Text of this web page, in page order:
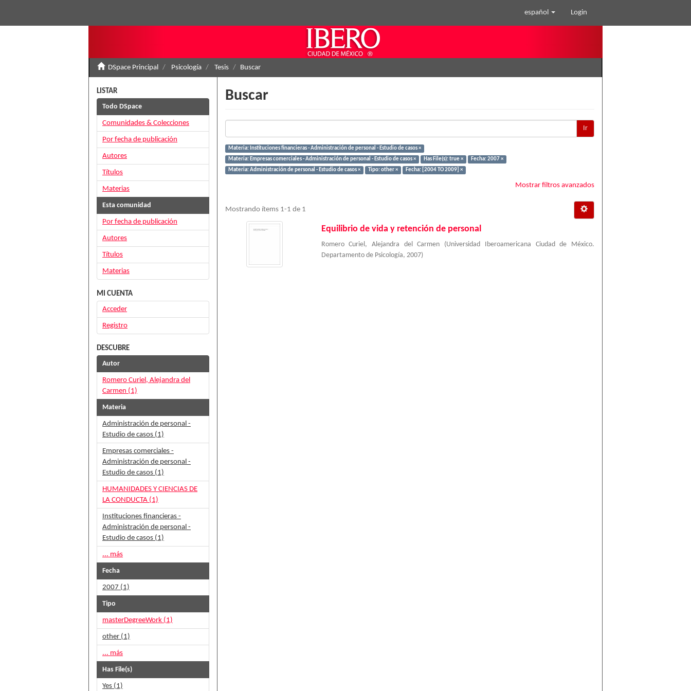
español Login
DSpace Principal Psicología Tesis Buscar
Buscar
Ir
Materia: Instituciones financieras - Administración de personal - Estudio de casos ×
Materia: Empresas comerciales - Administración de personal - Estudio de casos ×
Has File(s): true ×
Fecha: 2007 ×
Materia: Administración de personal - Estudio de casos ×
Tipo: other × Fecha: [2004 TO 2009] ×
Mostrar filtros avanzados
Mostrando ítems 1-1 de 1
Equilibrio de vida y retención de personal
Romero Curiel, Alejandra del Carmen (Universidad Iberoamericana Ciudad de México.
Departamento de Psicología, 2007)
LISTAR
Todo DSpace
Comunidades & Colecciones
Por fecha de publicación
Autores
Títulos
Materias
Esta comunidad
Por fecha de publicación
Autores
Títulos
Materias
MI CUENTA
Acceder
Registro
DESCUBRE
Autor
Romero Curiel, Alejandra del
Carmen (1)
Materia
Administración de personal -
Estudio de casos (1)
Empresas comerciales -
Administración de personal -
Estudio de casos (1)
HUMANIDADES Y CIENCIAS DE
LA CONDUCTA (1)
Instituciones financieras -
Administración de personal -
Estudio de casos (1)
... más
Fecha
2007 (1)
Tipo
masterDegreeWork (1)
other (1)
... más
Has File(s)
Yes (1)